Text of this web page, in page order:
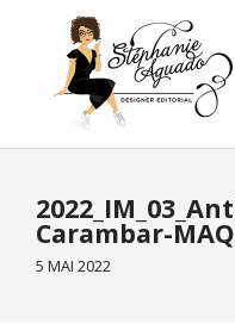
Carambar-
5 MAI 2022